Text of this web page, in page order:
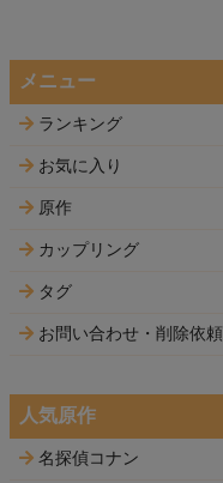
メニュー
ランキング
お気に入り
原作
カップリング
タグ
お問い合わせ・削除依頼
人気原作
名探偵コナン